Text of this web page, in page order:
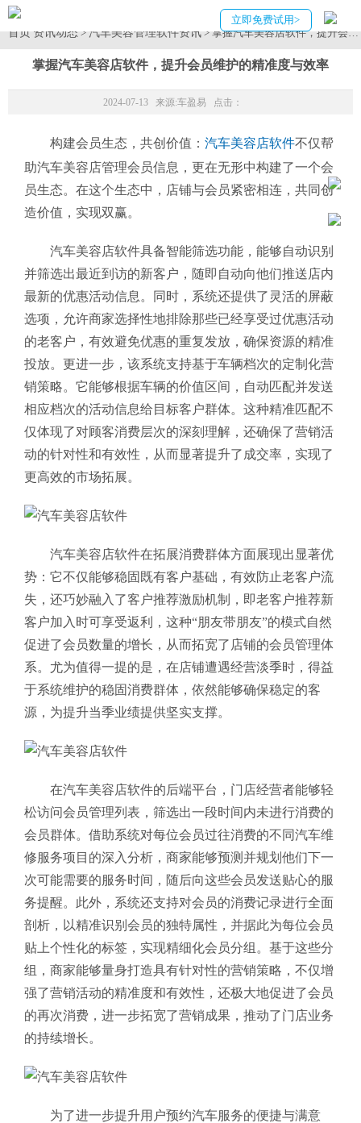
立即免费试用>
首页资讯动态>汽车美容管理软件资讯 > 掌握汽车美容店软件，提升会
掌握汽车美容店软件，提升会员维护的精准度与效率
2024-07-13 来源:车盈易 点击：
构建会员生态，共创价值： 汽车美容店软件不仅帮
助汽车美容店管理会员信息，更在无形中构建了一个会
员生态。在这个生态中，店铺与会员紧密相连，共同创
造价值，实现双赢。
汽车美容店软件具备智能筛选功能，能够自动识别
并筛选出最近到访的新客户，随即自动向他们推送店内
最新的优惠活动信息。同时，系统还提供了灵活的屏蔽
选项，允许商家选择性地排除那些已经享受过优惠活动
的老客户，有效避免优惠的重复发放，确保资源的精准
投放。 更进一步，该系统支持基于车辆档次的定制化营
销策略。它能够根据车辆的价值区间，自动匹配并发送
相应档次的活动信息给目标客户群体。这种精准匹配不
仅体现了对顾客消费层次的深刻理解，还确保了营销活
动的针对性和有效性，从而显著提升了成交率，实现了
更高效的市场拓展。
汽车美容店软件在拓展消费群体方面展现出显著优
势：它不仅能够稳固既有客户基础，有效防止老客户流
失，还巧妙融入了客户推荐激励机制，即老客户推荐新
客户加入时可享受返利，这种“朋友带朋友”的模式自然
促进了会员数量的增长，从而拓宽了店铺的会员管理体
系。尤为值得一提的是，在店铺遭遇经营淡季时，得益
于系统维护的稳固消费群体，依然能够确保稳定的客
源，为提升当季业绩提供坚实支撑。
在汽车美容店软件的后端平台，门店经营者能够轻
松访问会员管理列表，筛选出一段时间内未进行消费的
会员群体。借助系统对每位会员过往消费的不同汽车维
修服务项目的深入分析，商家能够预测并规划他们下一
次可能需要的服务时间，随后向这些会员发送贴心的服
务提醒。此外，系统还支持对会员的消费记录进行全面
剖析，以精准识别会员的独特属性，并据此为每位会员
贴上个性化的标签，实现精细化会员分组。基于这些分
组，商家能够量身打造具有针对性的营销策略，不仅增
强了营销活动的精准度和有效性，还极大地促进了会员
的再次消费，进一步拓宽了营销成果，推动了门店业务
的持续增长。
为了进一步提升用户预约汽车服务的便捷与满意